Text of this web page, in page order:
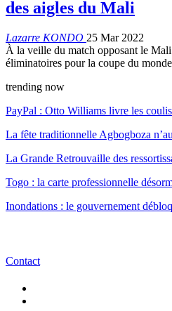
des aigles du Mali
Lazarre KONDO 25 Mar 2022
À la veille du match opposant le
éliminatoires pour la coupe du
trending now
PayPal : Otto Williams livre les
La fête traditionnelle Agbogboza
La Grande Retrouvaille des
Togo : la carte professionnelle
Inondations : le gouvernement
Contact